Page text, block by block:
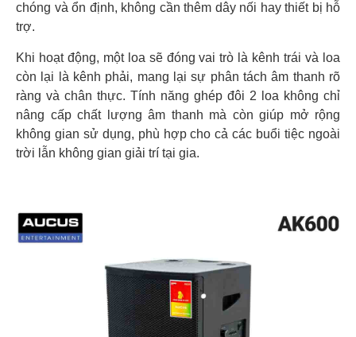
chóng và ổn định, không cần thêm dây nối hay thiết bị hỗ
trợ.
Khi hoạt động, một loa sẽ đóng vai trò là kênh trái và loa
còn lại là kênh phải, mang lại sự phân tách âm thanh rõ
ràng và chân thực. Tính năng ghép đôi 2 loa không chỉ
nâng cấp chất lượng âm thanh mà còn giúp mở rộng
không gian sử dụng, phù hợp cho cả các buổi tiệc ngoài
trời lẫn không gian giải trí tại gia.